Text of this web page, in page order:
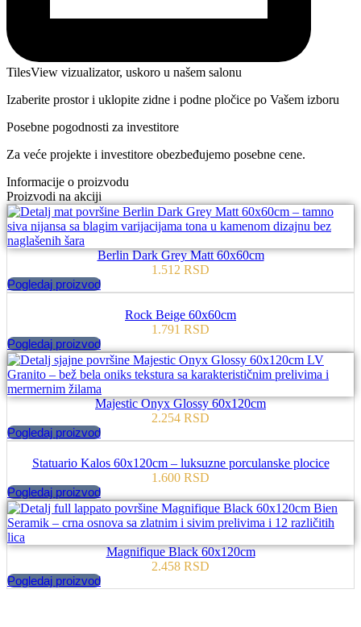
TilesView vizualizator, uskoro u našem salonu
Izaberite prostor i uklopite zidne i podne pločice po Vašem izboru
Posebne pogodnosti za investitore
Za veće projekte i investitore obezbeđujemo posebne cene.
Informacije o proizvodu
Proizvodi na akciji
Berlin Dark Grey Matt 60x60cm
1.512 RSD
Pogledaj proizvod
Rock Beige 60x60cm
1.791 RSD
Pogledaj proizvod
Majestic Onyx Glossy 60x120cm
2.254 RSD
Pogledaj proizvod
Statuario Kalos 60x120cm – luksuzne porculanske plocice
1.600 RSD
Pogledaj proizvod
Magnifique Black 60x120cm
2.458 RSD
Pogledaj proizvod